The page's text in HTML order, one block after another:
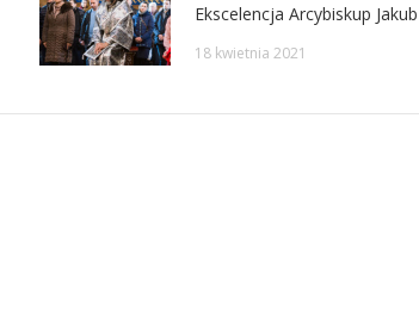
Ekscelencja Arcybiskup Jakub
18 kwietnia 2021